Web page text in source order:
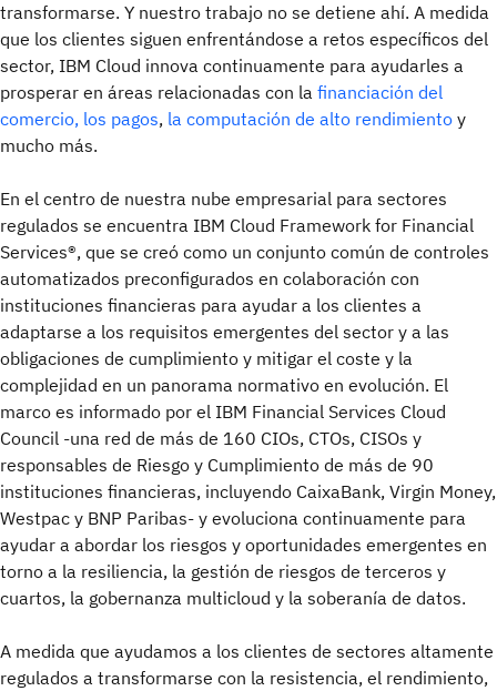
transformarse. Y nuestro trabajo no se detiene ahí. A medida
que los clientes siguen enfrentándose a retos específicos del
sector, IBM Cloud innova continuamente para ayudarles a
prosperar en áreas relacionadas con la financiación del
comercio, los pagos, la computación de alto rendimiento y
mucho más.
En el centro de nuestra nube empresarial para sectores
regulados se encuentra IBM Cloud Framework for Financial
Services®, que se creó como un conjunto común de controles
automatizados preconfigurados en colaboración con
instituciones financieras para ayudar a los clientes a
adaptarse a los requisitos emergentes del sector y a las
obligaciones de cumplimiento y mitigar el coste y la
complejidad en un panorama normativo en evolución. El
marco es informado por el IBM Financial Services Cloud
Council -una red de más de 160 CIOs, CTOs, CISOs y
responsables de Riesgo y Cumplimiento de más de 90
instituciones financieras, incluyendo CaixaBank, Virgin Money,
Westpac y BNP Paribas- y evoluciona continuamente para
ayudar a abordar los riesgos y oportunidades emergentes en
torno a la resiliencia, la gestión de riesgos de terceros y
cuartos, la gobernanza multicloud y la soberanía de datos.
A medida que ayudamos a los clientes de sectores altamente
regulados a transformarse con la resistencia, el rendimiento,